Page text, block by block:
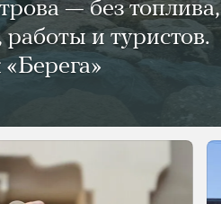
— без топлива,
работы и туристов.